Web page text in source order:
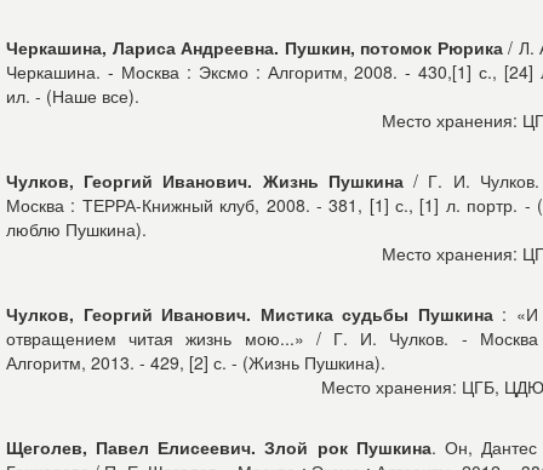
Черкашина, Лариса Андреевна. Пушкин, потомок Рюрика/ Л.
Черкашина. - Москва : Эксмо : Алгоритм, 2008. - 430,[1] с., [24]
ил. - (Наше все).
Место хранения:
Чулков, Георгий Иванович. Жизнь Пушкина/ Г. И.
Москва : ТЕРРА-Книжный клуб, 2008. - 381, [1] с., [1] л. портр. -
люблю Пушкина).
Место хранения:
Чулков, Георгий Иванович. Мистика судьбы Пушкина: «И
отвращением читая жизнь мою...» / Г. И. Чулков. -
Алгоритм, 2013. - 429, [2] с. - (Жизнь Пушкина).
Место хранения: ЦГБ,
Щеголев, Павел Елисеевич. Злой рок Пушкина. Он, Дантес